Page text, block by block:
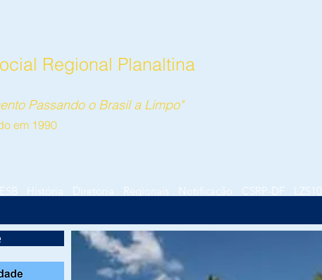
Passando o Brasil a Limpo"
em 1990
História Diretoria Regionais Notificação CSRP-DF LZS10
Regional Planaltina